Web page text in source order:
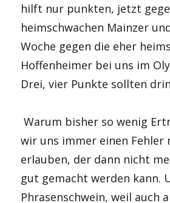
hilft nur punkten, jetzt
heimschwachen Mainzer
Woche gegen die eher
Hoffenheimer bei uns im
Drei, vier Punkte sollten
Warum bisher so wenig
wir uns immer einen Fehler
erlauben, der dann nicht
gut gemacht werden kann.
Phrasenschwein, weil auch